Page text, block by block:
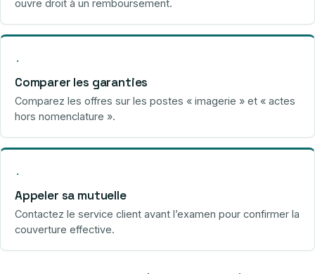
ouvre droit à un remboursement.
·
Comparer les garanties
Comparez les offres sur les postes « imagerie » et « actes
hors nomenclature ».
·
Appeler sa mutuelle
Contactez le service client avant l’examen pour confirmer la
couverture effective.